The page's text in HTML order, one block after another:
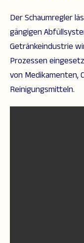
Der Schaumregler
gängigen
Getränkeindustrie
Prozessen
von Medikamenten,
Reinigungsmitteln.